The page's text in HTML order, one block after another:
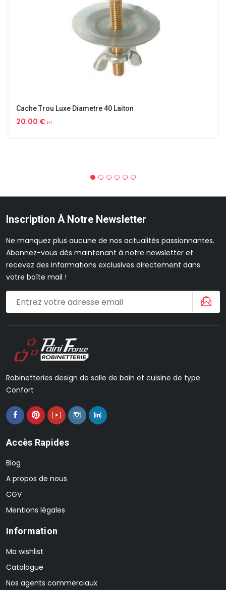
Cache Trou Luxe Diametre 40 Laiton
20.00 € HT
Inscription À Notre Newsletter
Ne manquez plus aucune de nos actualités passionnantes.
Abonnez-vous dès maintenant à notre newsletter et
recevez des informations exclusives directement dans
votre boîte mail !
Robinetteries design de salle de bain et cuisine de type
Confort
Accès Rapides
Blog
A propos de nous
CGV
Mentions légales
Information
Ma wishlist
Catalogue
Nos agents commerciaux